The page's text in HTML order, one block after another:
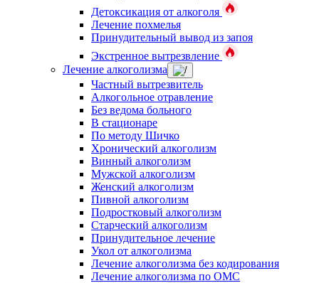
Детоксикация от алкоголя
Лечение похмелья
Принудительный вывод из запоя
Экстренное вытрезвление
Лечение алкоголизма
Частный вытрезвитель
Алкогольное отравление
Без ведома больного
В стационаре
По методу Шичко
Хронический алкоголизм
Винный алкоголизм
Мужской алкоголизм
Женский алкоголизм
Пивной алкоголизм
Подростковый алкоголизм
Старческий алкоголизм
Принудительное лечение
Укол от алкоголизма
Лечение алкоголизма без кодирования
Лечение алкоголизма по ОМС